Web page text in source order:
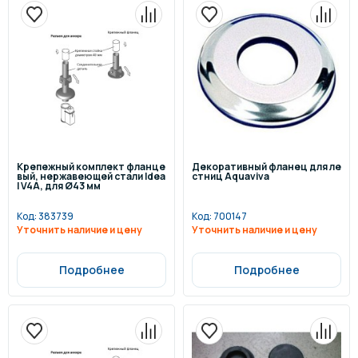
Крепежный комплект фланце
вый, нержавеющей стали Idea
l V4A, для Ø43 мм
Код:383739
Уточнить наличие и цену
Подробнее
Декоративный фланец для ле
стниц Aquaviva
Код: 700147
Уточнить наличие и цену
Подробнее